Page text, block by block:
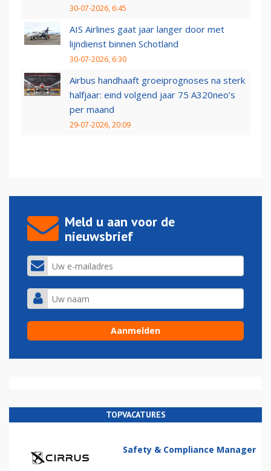
30-07-2026, 6:45
AIS Airlines gaat jaar langer door met
lijndienst binnen Schotland
30-07-2026, 6:30
Airbus handhaaft groeiprognoses na sterk
halfjaar: eind volgend jaar 75 A320neo’s
per maand
29-07-2026, 20:09
Meld u aan voor de
nieuwsbrief
TOPVACATURES
Safety & Compliance Manager